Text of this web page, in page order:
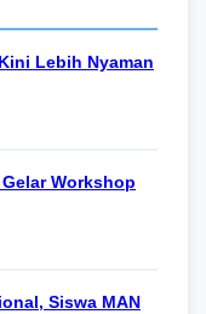
Lebih Nyaman
Workshop
Siswa MAN